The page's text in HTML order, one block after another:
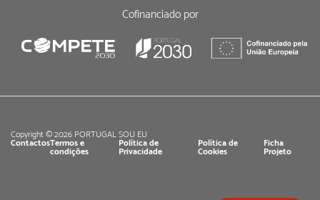
Cofinanciado por
Copyright © 2026 PORTUGAL SOU EU
ContactosTermos e
condições
Política de
Privacidade
Política de
Cookies
Ficha
Projeto